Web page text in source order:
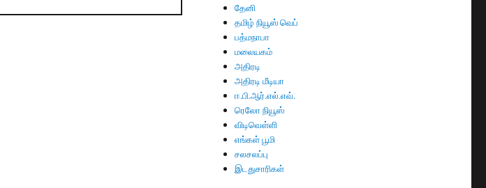
தேனி
தமிழ் நியூஸ் வெப்
பத்மநாபா
மலையகம்
அதிரடி
அதிரடி மீடியா
ஈ.பி.ஆர்.எல்.எவ்.
ரெலோ நியூஸ்
விடிவெள்ளி
எங்கள் பூமி
சலசலப்பு
இடதுசாரிகள்